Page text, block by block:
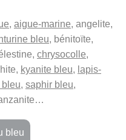
, aigue-marine, angelite,
bleu, bénitoïte,
chrysocolle,
kyanite bleu, lapis-
bleu, saphir bleu,
bleu